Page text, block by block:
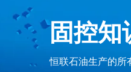
固控知
恒联石油生产的所